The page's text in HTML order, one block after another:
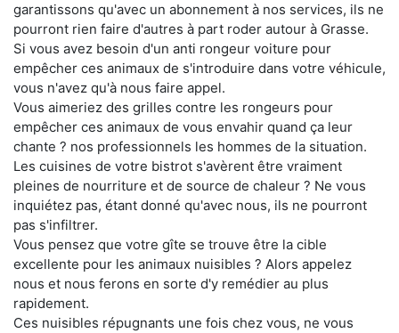
garantissons qu'avec un abonnement à nos services, ils ne
pourront rien faire d'autres à part roder autour à Grasse.
Si vous avez besoin d'un anti rongeur voiture pour
empêcher ces animaux de s'introduire dans votre véhicule,
vous n'avez qu'à nous faire appel.
Vous aimeriez des grilles contre les rongeurs pour
empêcher ces animaux de vous envahir quand ça leur
chante ? nos professionnels les hommes de la situation.
Les cuisines de votre bistrot s'avèrent être vraiment
pleines de nourriture et de source de chaleur ? Ne vous
inquiétez pas, étant donné qu'avec nous, ils ne pourront
pas s'infiltrer.
Vous pensez que votre gîte se trouve être la cible
excellente pour les animaux nuisibles ? Alors appelez
nous et nous ferons en sorte d'y remédier au plus
rapidement.
Ces nuisibles répugnants une fois chez vous, ne vous